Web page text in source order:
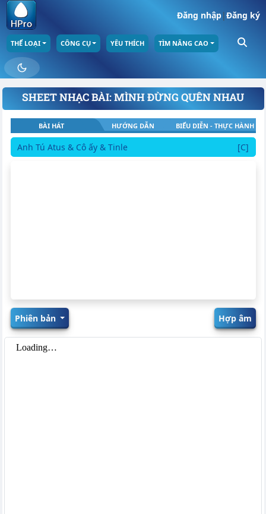
Đăng nhập|Đăng ký
THỂ LOẠI CÔNG CỤ YÊU THÍCH TÌM NÂNG CAO
SHEET NHẠC BÀI: MÌNH ĐỪNG QUÊN NHAU
BÀI HÁT HƯỚNG DẪN BIỂU DIỄN - THỰC HÀNH
Anh Tú Atus & Cô ấy & Tinle [C]
Phiên bản Hợp âm